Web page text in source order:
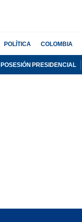
POLÍTICA COLOMBIA
POSESIÓN PRESIDENCIAL